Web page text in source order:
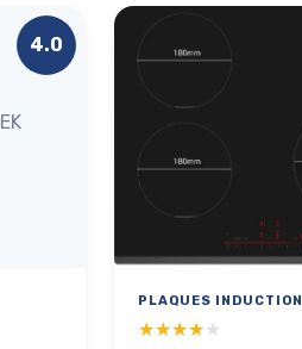
4.0
PLAQUES INDUCTION
★★★★★
★★★★★